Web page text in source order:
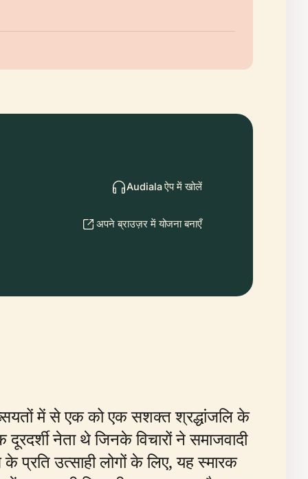
Audiala ऐप में खोलें
अपने ब्राउज़र में योजना बनाएँ
में से एक को एक सशक्त श्रद्धांजलि के
नेता थे जिनके विचारों ने समाजवादी
प्रति उत्साही लोगों के लिए, यह स्मारक